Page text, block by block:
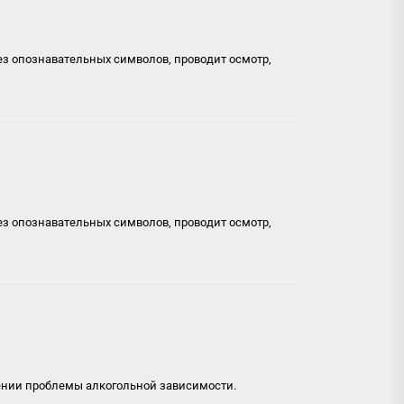
символов, проводит осмотр,
символов, проводит осмотр,
проблемы алкогольной зависимости.